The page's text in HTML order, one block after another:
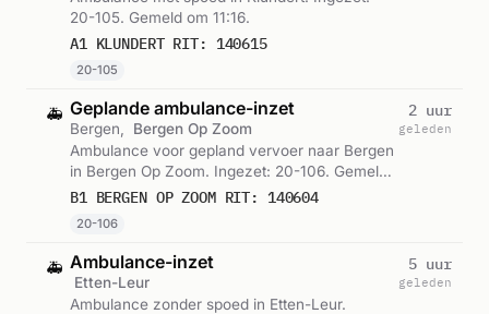
20-105. Gemeld om 11:16.
A1 KLUNDERT RIT: 140615
20-105
🚑 Geplande ambulance-inzet
Bergen,
Bergen Op Zoom
Ambulance voor gepland vervoer naar Bergen
in Bergen Op Zoom. Ingezet: 20-106. Gemeld
om 11:00.
B1 BERGEN OP ZOOM RIT: 140604
20-106
2 uur
geleden
🚑 Ambulance-inzet
Etten-Leur
Ambulance zonder spoed in Etten-Leur.
5 uur
geleden